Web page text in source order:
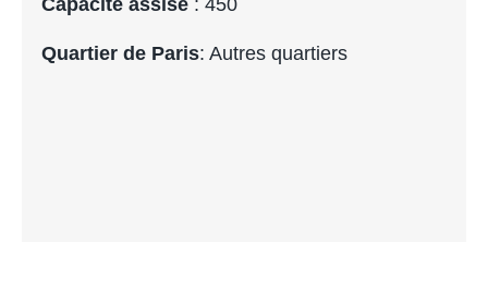
Capacité assise : 450
Quartier de Paris: Autres quartiers